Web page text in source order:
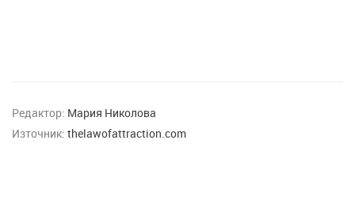
Редактор: Мария Николова
Източник: thelawofattraction.com